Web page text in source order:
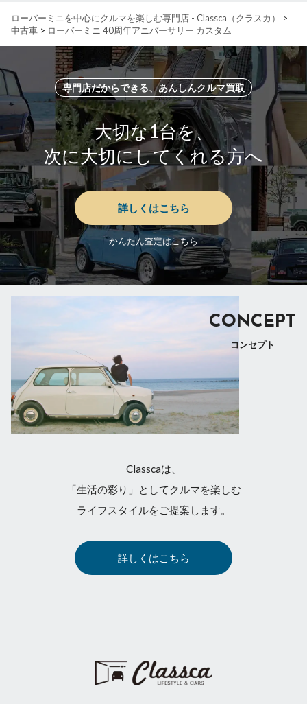
ローバーミニを中心にクルマを楽しむ専門店 - Classca（クラスカ）
>
中古車 > ローバーミニ 40周年アニバーサリー カスタム
専門店だからできる、あんしんクルマ買取
大切な1台を、
次に大切にしてくれる方へ
詳しくはこちら
かんたん査定はこちら
CONCEPT
コンセプト
Classcaは、
「生活の彩り」としてクルマを楽しむ
ライフスタイルをご提案します。
詳しくはこちら